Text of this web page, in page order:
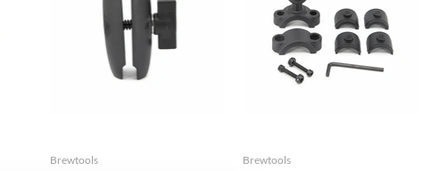
Brewtools Brewtools